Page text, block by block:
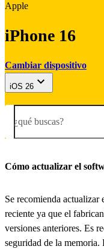
Apple
iPhone 16
Cambiar dispositivo
iOS 26
¿qué buscas?
Cómo actualizar el
Se recomienda
reciente ya que el
versiones anteriores. Es
seguridad de la memoria.